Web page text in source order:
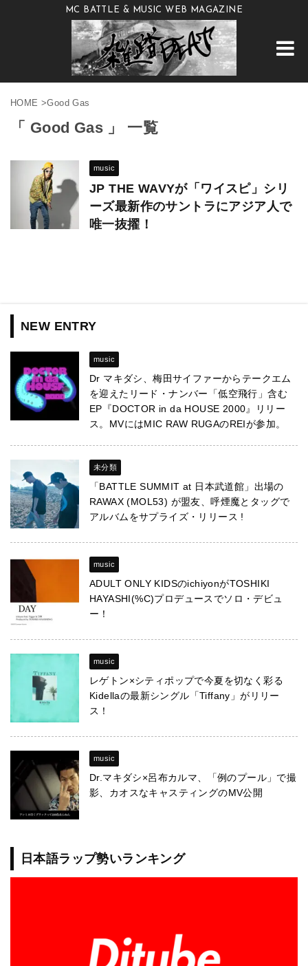
MC BATTLE & MUSIC WEB MAGAZINE
HOME >Good Gas
「 Good Gas 」 一覧
music
JP THE WAVYが「ワイスピ」シリ
ーズ最新作のサントラにアジア人で
唯一抜擢！
NEW ENTRY
music
Dr マキダシ、梅田サイファーからテークエム
を迎えたリード・ナンバー「低空飛行」含む
EP『DOCTOR in da HOUSE 2000』リリー
ス。MVにはMIC RAW RUGAのREIが参加。
未分類
「BATTLE SUMMIT at 日本武道館」出場の
RAWAX (MOL53) が盟友、呼煙魔とタッグで
アルバムをサプライズ・リリース !
music
ADULT ONLY KIDSのichiyonがTOSHIKI
HAYASHI(%C)プロデュースでソロ・デビュ
ー！
music
レゲトン×シティポップで今夏を切なく彩る
Kidellaの最新シングル「Tiffany」がリリー
ス！
music
Dr.マキダシ×呂布カルマ、「例のプール」で撮
影、カオスなキャスティングのMV公開
日本語ラップ勢いランキング